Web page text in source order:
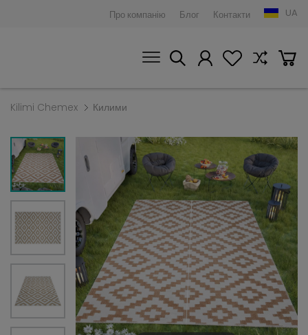
Про компанію Блог Контакти UA
Kilimi Chemex Килими